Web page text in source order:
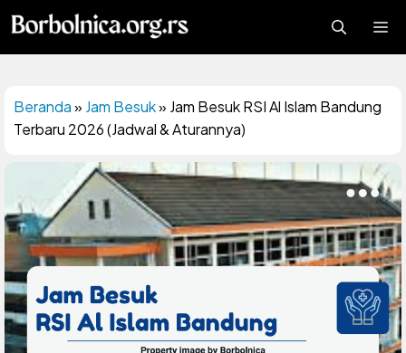
Langsung
ke
isi
Beranda» Jam Besuk» Jam Besuk RSI Al Islam Bandung
Terbaru 2026 (Jadwal & Aturannya)